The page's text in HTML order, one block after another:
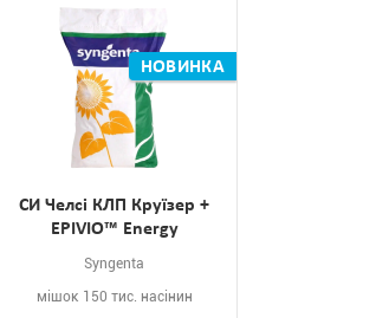
СИ Челсі КЛП Круїзер +
EPIVIO™ Energy
НОВИНКА
Syngenta
мішок 150 тис. насінин